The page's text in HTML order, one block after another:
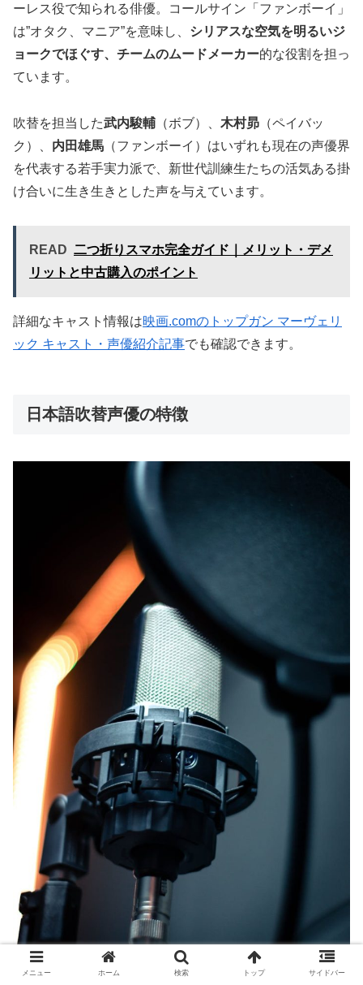
ーレス役で知られる俳優。コールサイン「ファンボーイ」
は”オタク、マニア”を意味し、 シリアスな空気を明るいジ
ョークでほぐす、チームのムードメーカー的な役割を担っ
ています。
吹替を担当した武内駿輔 （ボブ）、 木村昴 （ペイバッ
ク）、 内田雄馬 （ファンボーイ）はいずれも現在の声優界
を代表する若手実力派で、新世代訓練生たちの活気ある掛
け合いに生き生きとした声を与えています。
READ 二つ折りスマホ完全ガイド｜メリット・デメ
リットと中古購入のポイント
詳細なキャスト情報は映画.comのトップガン マーヴェリ
ック キャスト・声優紹介記事でも確認できます。
日本語吹替声優の特徴
メニュー ホーム 検索 トップ サイドバー